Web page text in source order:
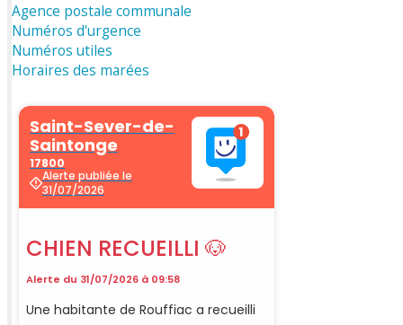
Agence postale communale
Numéros d'urgence
Numéros utiles
Horaires des marées